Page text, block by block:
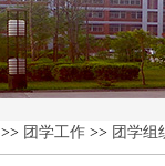
>> 团学工作 >> 团学组